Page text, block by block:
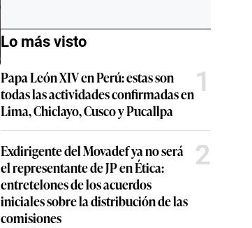
Lo más visto
Papa León XIV en Perú: estas son
todas las actividades confirmadas en
Lima, Chiclayo, Cusco y Pucallpa
1
Exdirigente del Movadef ya no será
el representante de JP en Ética:
entretelones de los acuerdos
iniciales sobre la distribución de las
comisiones
2